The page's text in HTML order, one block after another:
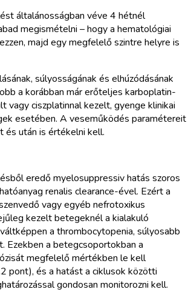
általánosságban véve 4 hétnél
megismételni – hogy a hematológiai
majd egy megfelelő szintre helyre is
súlyosságának és elhúzódásának
a korábban már erőteljes karboplatin-
vagy ciszplatinnal kezelt, gyenge klinikai
esetében. A veseműködés paramétereit
és után is értékelni kell.
eredő myelosuppressiv hatás szoros
renalis clearance-ével. Ezért a
vagy egyéb nefrotoxikus
kezelt betegeknél a kialakuló
a thrombocytopenia, súlyosabb
Ezekben a betegcsoportokban a
megfelelő mértékben le kell
pont), és a hatást a ciklusok közötti
gondosan monitorozni kell.